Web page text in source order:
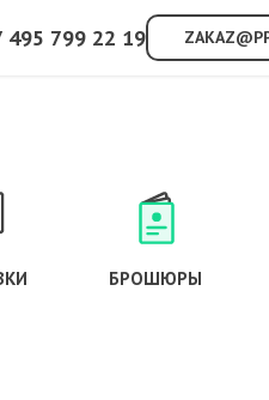
495 799 22 19
БРОШЮРЫ